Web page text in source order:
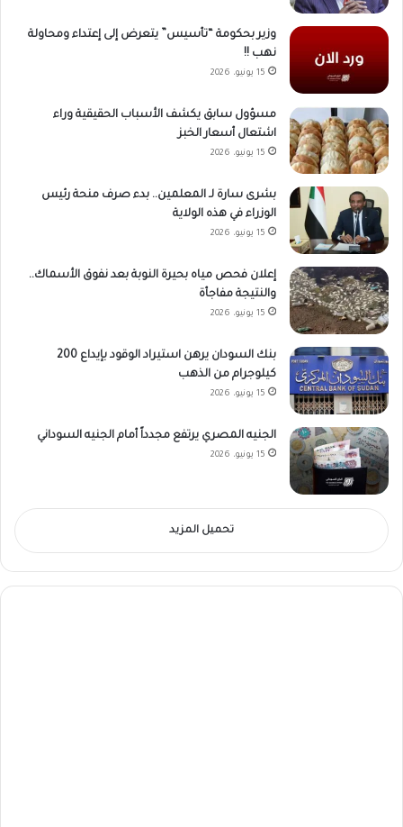
وزير بحكومة “تأسيس” يتعرض إلى إعتداء ومحاولة
نهب !!
15 يونيو، 2026
مسؤول سابق يكشف الأسباب الحقيقية وراء
اشتعال أسعار الخبز
15 يونيو، 2026
بشرى سارة لـ المعلمين.. بدء صرف منحة رئيس
الوزراء في هذه الولاية
15 يونيو، 2026
إعلان فحص مياه بحيرة النوبة بعد نفوق الأسماك..
والنتيجة مفاجأة
15 يونيو، 2026
بنك السودان يرهن استيراد الوقود بإيداع 200
كيلوجرام من الذهب
15 يونيو، 2026
الجنيه المصري يرتفع مجدداً أمام الجنيه السوداني
15 يونيو، 2026
تحميل المزيد